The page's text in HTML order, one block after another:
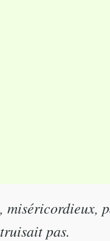
miséricordieux,
pas.